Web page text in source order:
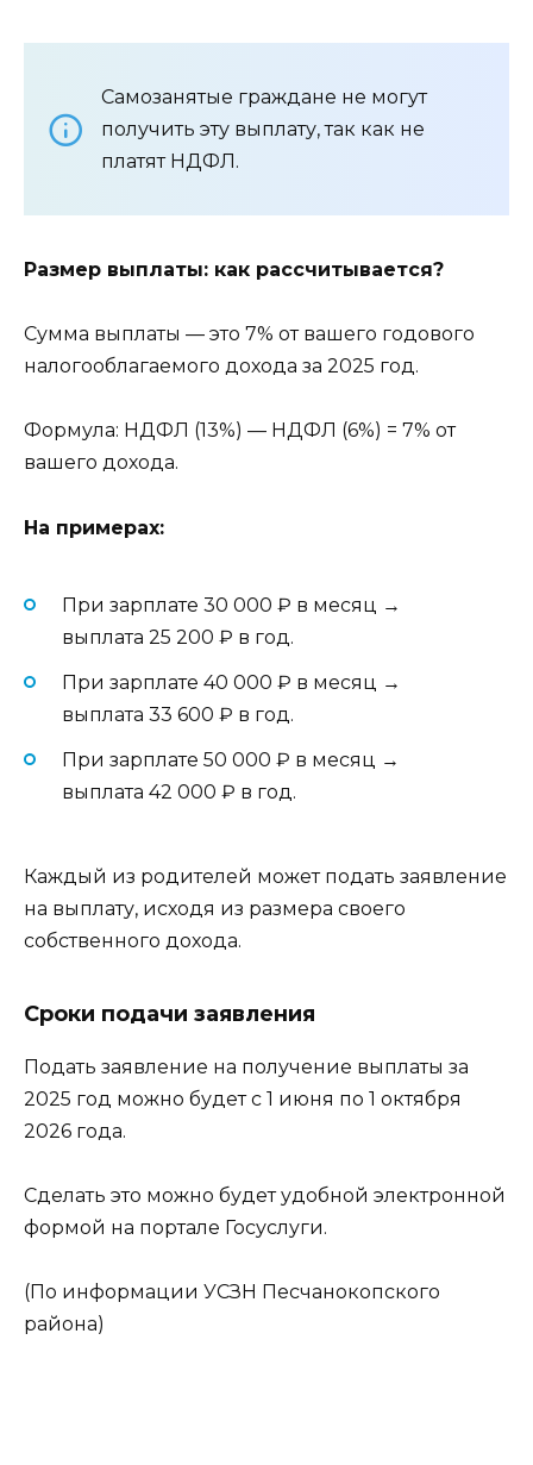
Самозанятые граждане не могут
получить эту выплату, так как не
платят НДФЛ.
Размер выплаты: как рассчитывается?
Сумма выплаты — это 7% от вашего годового
налогооблагаемого дохода за 2025 год.
Формула: НДФЛ (13%) — НДФЛ (6%) = 7% от
вашего дохода.
На примерах:
При зарплате 30 000 ₽ в месяц →
выплата 25 200 ₽ в год.
При зарплате 40 000 ₽ в месяц →
выплата 33 600 ₽ в год.
При зарплате 50 000 ₽ в месяц →
выплата 42 000 ₽ в год.
Каждый из родителей может подать заявление
на выплату, исходя из размера своего
собственного дохода.
Сроки подачи заявления
Подать заявление на получение выплаты за
2025 год можно будет с 1 июня по 1 октября
2026 года.
Сделать это можно будет удобной электронной
формой на портале Госуслуги.
(По информации УСЗН Песчанокопского
района)